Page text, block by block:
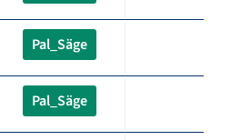
Pal_Säge
Pal_Säge